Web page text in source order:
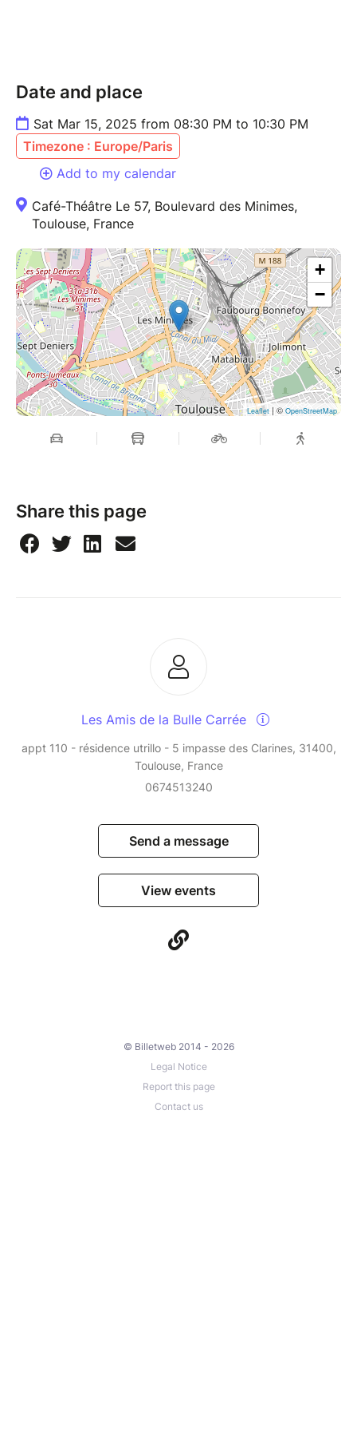
Spectacle en français
Date and place
Sat Mar 15, 2025 from 08:30 PM to 10:30 PM
Timezone : Europe/Paris
Add to my calendar
Café-Théâtre Le 57, Boulevard des Minimes,
Toulouse, France
+
−
Leaflet | © OpenStreetMap
Share this page
Les Amis de la Bulle Carrée
appt 110 - résidence utrillo - 5 impasse des Clarines, 31400,
Toulouse, France
0674513240
Send a message
View events
© Billetweb 2014 - 2026
Legal Notice
Report this page
Contact us